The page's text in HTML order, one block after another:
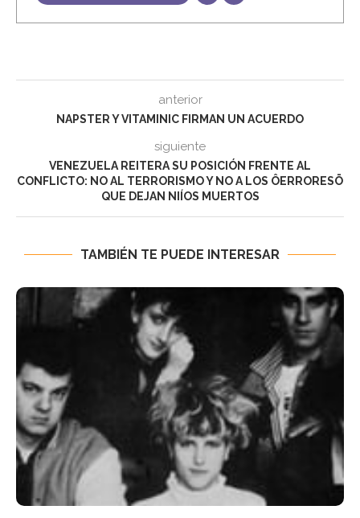
anterior
NAPSTER Y VITAMINIC FIRMAN UN ACUERDO
siguiente
VENEZUELA REITERA SU POSICIÓN FRENTE AL
CONFLICTO: NO AL TERRORISMO Y NO A LOS ÔERRORESÖ
QUE DEJAN NIÍOS MUERTOS
TAMBIÉN TE PUEDE INTERESAR